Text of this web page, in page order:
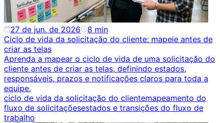
27 de jun. de 2026 8 min
Ciclo de vida da solicitação do cliente: mapeie antes de
criar as telas
Aprenda a mapear o ciclo de vida de uma solicitação do
cliente antes de criar as telas, definindo estados,
responsáveis, prazos e notificações claros para toda a
equipe.
ciclo de vida da solicitação do clientemapeamento do
fluxo de solicitaçõesestados e transições do fluxo de
trabalho